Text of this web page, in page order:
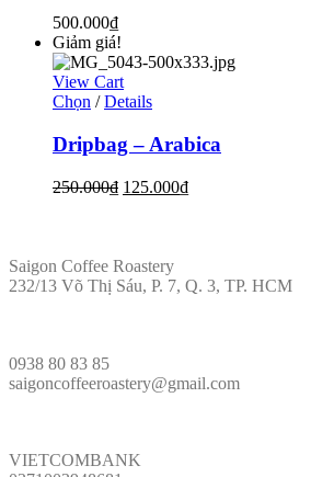
500.000₫
Giảm giá!
View Cart
Chọn / Details
Dripbag – Arabica
250.000₫ 125.000₫
Saigon Coffee Roastery
232/13 Võ Thị Sáu, P. 7, Q. 3, TP. HCM
0938 80 83 85
saigoncoffeeroastery@gmail.com
VIETCOMBANK